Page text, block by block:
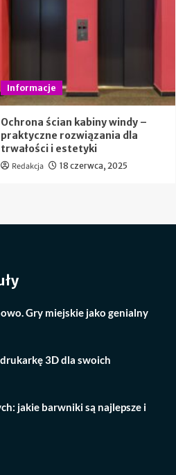
Informacje
Ochrona ścian kabiny windy –
praktyczne rozwiązania dla
trwałości i estetyki
Redakcja 18 czerwca, 2025
Gry miejskie jako genialny
3D dla swoich
jakie barwniki są najlepsze i